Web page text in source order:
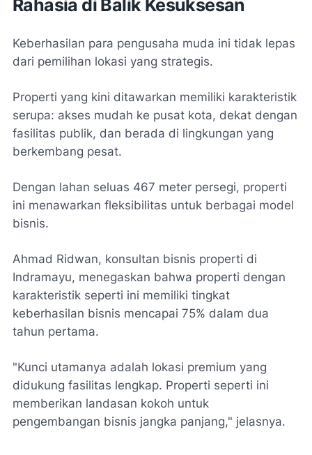
Rahasia di Balik Kesuksesan
Keberhasilan para pengusaha muda ini tidak lepas
dari pemilihan lokasi yang strategis.
Properti yang kini ditawarkan memiliki karakteristik
serupa: akses mudah ke pusat kota, dekat dengan
fasilitas publik, dan berada di lingkungan yang
berkembang pesat.
Dengan lahan seluas 467 meter persegi, properti
ini menawarkan fleksibilitas untuk berbagai model
bisnis.
Ahmad Ridwan, konsultan bisnis properti di
Indramayu, menegaskan bahwa properti dengan
karakteristik seperti ini memiliki tingkat
keberhasilan bisnis mencapai 75% dalam dua
tahun pertama.
"Kunci utamanya adalah lokasi premium yang
didukung fasilitas lengkap. Properti seperti ini
memberikan landasan kokoh untuk
pengembangan bisnis jangka panjang," jelasnya.